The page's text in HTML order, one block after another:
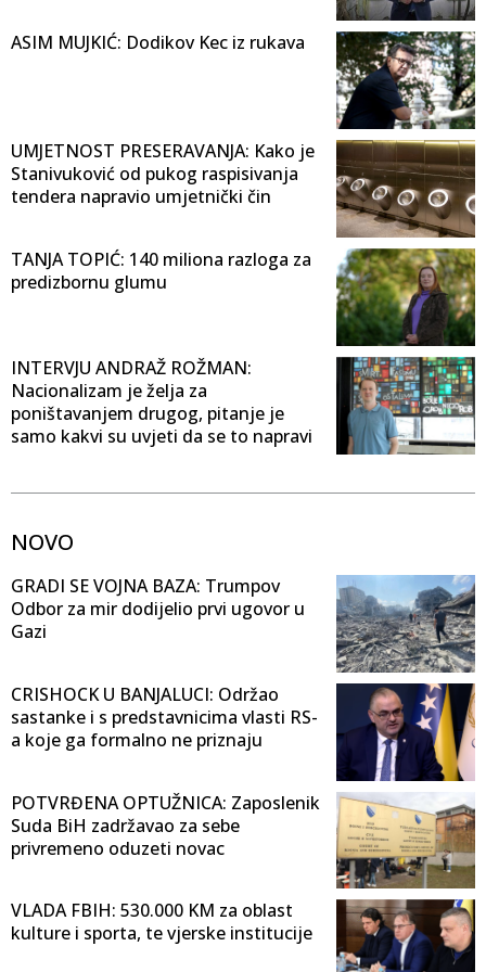
ASIM MUJKIĆ: Dodikov Kec iz rukava
UMJETNOST PRESERAVANJA: Kako je
Stanivuković od pukog raspisivanja
tendera napravio umjetnički čin
TANJA TOPIĆ: 140 miliona razloga za
predizbornu glumu
INTERVJU ANDRAŽ ROŽMAN:
Nacionalizam je želja za
poništavanjem drugog, pitanje je
samo kakvi su uvjeti da se to napravi
NOVO
GRADI SE VOJNA BAZA: Trumpov
Odbor za mir dodijelio prvi ugovor u
Gazi
CRISHOCK U BANJALUCI: Održao
sastanke i s predstavnicima vlasti RS-
a koje ga formalno ne priznaju
POTVRĐENA OPTUŽNICA: Zaposlenik
Suda BiH zadržavao za sebe
privremeno oduzeti novac
VLADA FBIH: 530.000 KM za oblast
kulture i sporta, te vjerske institucije